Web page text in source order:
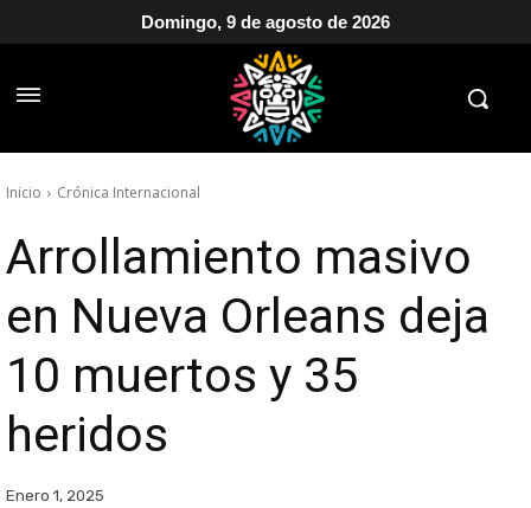
Domingo, 9 de agosto de 2026
Inicio Crónica Internacional
Arrollamiento masivo
en Nueva Orleans deja
10 muertos y 35
heridos
Enero 1, 2025